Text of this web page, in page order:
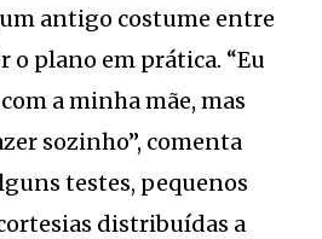
antigo costume entre
o plano em prática. “Eu
a minha mãe, mas
sozinho”, comenta
testes, pequenos
distribuídas a